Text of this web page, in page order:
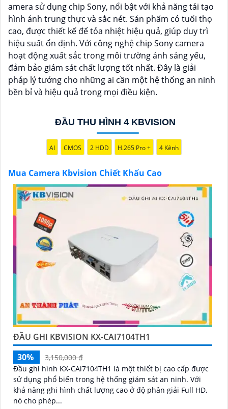
mua Camera Kbvision với chiết khấu cao và giải pháp
phù hợp trong ngữ cảnh của một đại lý công nghệ:
🛃1: "Chào anh/chị! Bạn đang tìm kiếm Camera
Kbvision với chiết khấu hấp dẫn? Hãy đến với chúng
tôi để nhận ưu đãi đặc biệt và được tư vấn về giải
pháp chính xác nhất cho nhu cầu an ninh của bạn!"
️🏅️2:"Bạn muốn mua Camera Kbvision với giá ưu đãi
và giải pháp phù hợp? Liên hệ ngay với chúng tôi để
"Chúng tôi cam kết cung cấp Camera Kbvision
chính hãng với chiết khấu cao nhất trên thị trường.
Hãy đến với chúng tôi để trải nghiệm dịch vụ tốt nhất
ninh cần thiết!"
Hy vọng những câu giới thiệu trên sẽ giúp bạn thành
công trong việc tiếp cận khách hàng và tăng cơ hội
bán hàng của bạn. Nếu có bất kỳ yêu cầu hay câu hỏi
nào khác, bạn có thể chia sẻ để tôi hỗ trợ bạn tốt hơn!
amera sử dụng chip Sony, nổi bật với khả năng tái tạo
hình ảnh trung thực và sắc nét. Sản phẩm có tuổi thọ
cao, được thiết kế để tỏa nhiệt hiệu quả, giúp duy trì
hiệu suất ổn định. Với công nghệ chip Sony camera
hoạt động xuất sắc trong môi trường ánh sáng yếu,
đảm bảo giám sát chất lượng tốt nhất. Đây là giải
pháp lý tưởng cho những ai cần một hệ thống an ninh
bền bỉ và hiệu quả trong mọi điều kiện.
ĐẦU THU HÌNH 4 KBVISION
AI CMOS 2 HDD H.265 Pro + 4 Kênh
Mua Camera Kbvision Chiết Khấu Cao
ĐẦU GHI KBVISION KX-CAI7104TH1
30%
3,150,000 ₫
Đầu ghi hình KX-CAi7104TH1 là một thiết bị cao cấp được
sử dụng phổ biến trong hệ thống giám sát an ninh. Với
khả năng ghi hình chất lượng cao ở độ phân giải Full HD,
nó cho phép...